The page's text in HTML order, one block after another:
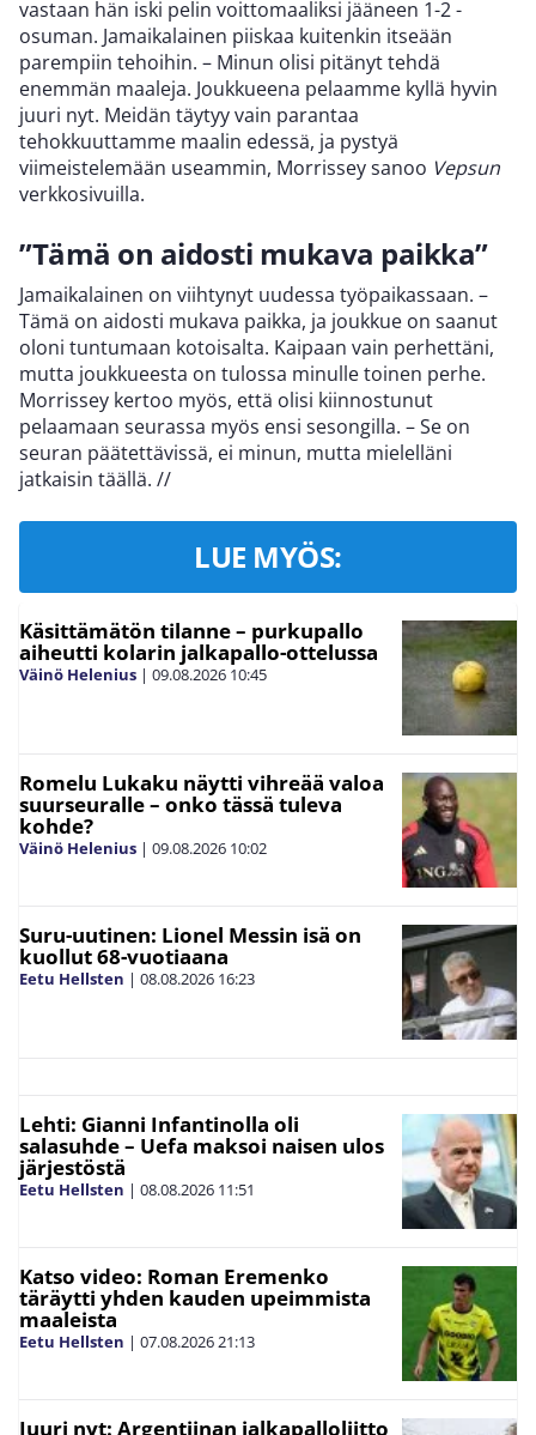
vastaan hän iski pelin voittomaaliksi jääneen 1-2 -
osuman. Jamaikalainen piiskaa kuitenkin itseään
parempiin tehoihin. – Minun olisi pitänyt tehdä
enemmän maaleja. Joukkueena pelaamme kyllä hyvin
juuri nyt. Meidän täytyy vain parantaa
tehokkuuttamme maalin edessä, ja pystyä
viimeistelemään useammin, Morrissey sanoo Vepsun
verkkosivuilla.
”Tämä on aidosti mukava paikka”
Jamaikalainen on viihtynyt uudessa työpaikassaan. –
Tämä on aidosti mukava paikka, ja joukkue on saanut
oloni tuntumaan kotoisalta. Kaipaan vain perhettäni,
mutta joukkueesta on tulossa minulle toinen perhe.
Morrissey kertoo myös, että olisi kiinnostunut
pelaamaan seurassa myös ensi sesongilla. – Se on
seuran päätettävissä, ei minun, mutta mielelläni
jatkaisin täällä. //
LUE MYÖS:
Käsittämätön tilanne – purkupallo
aiheutti kolarin jalkapallo-ottelussa
Väinö Helenius | 09.08.2026 10:45
Romelu Lukaku näytti vihreää valoa
suurseuralle – onko tässä tuleva
kohde?
Väinö Helenius | 09.08.2026 10:02
Suru-uutinen: Lionel Messin isä on
kuollut 68-vuotiaana
Eetu Hellsten | 08.08.2026 16:23
Lehti: Gianni Infantinolla oli
salasuhde – Uefa maksoi naisen ulos
järjestöstä
Eetu Hellsten | 08.08.2026 11:51
Katso video: Roman Eremenko
täräytti yhden kauden upeimmista
maaleista
Eetu Hellsten | 07.08.202621:13
Juuri nyt: Argentiinan jalkapalloliitto